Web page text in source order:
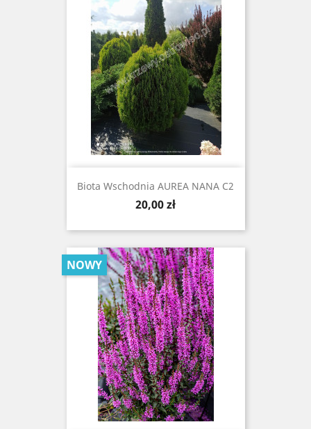
Biota Wschodnia AUREA NANA C2
Cena
20,00 zł
NOWY